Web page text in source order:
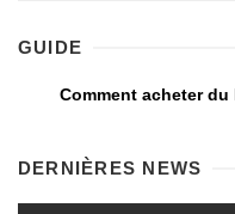
GUIDE
Comment acheter
DERNIÈRES NEWS